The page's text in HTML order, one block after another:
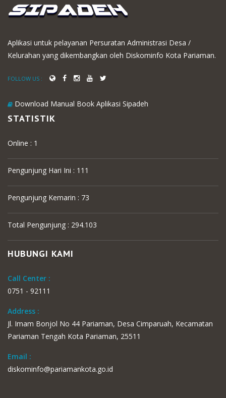
Aplikasi untuk pelayanan Persuratan Administrasi Desa /
Kelurahan yang dikembangkan oleh Diskominfo Kota Pariaman.
FOLLOW US :
Download Manual Book Aplikasi Sipadeh
STATISTIK
Online : 1
Pengunjung Hari Ini : 111
Pengunjung Kemarin : 73
Total Pengunjung : 294.103
HUBUNGI KAMI
Call Center :
0751 - 92111
Address :
Jl. Imam Bonjol No 44 Pariaman, Desa Cimparuah, Kecamatan
Pariaman Tengah Kota Pariaman, 25511
Email :
diskominfo@pariamankota.go.id